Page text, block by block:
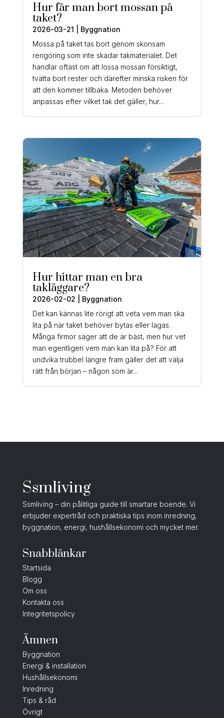
Hur får man bort mossan på
taket?
2026-03-21
Byggnation
Mossa på taket tas bort genom skonsam
rengöring som inte skadar takmaterialet. Det
handlar oftast om att lossa mossan försiktigt,
tvätta bort rester och därefter minska risken för
att den kommer tillbaka. Metoden behöver
anpassas efter vilket tak det gäller, hur...
Hur hittar man en bra
takläggare?
2026-02-02
Byggnation
Det kan kännas lite rörigt att veta vem man ska
lita på när taket behöver bytas eller lagas.
Många firmor säger att de är bäst, men hur vet
man egentligen vem man kan lita på? För att
undvika trubbel längre fram gäller det att välja
rätt från början – någon som är...
Ssmliving
Ssmliving – din pålitliga guide till smartare boende. Vi
erbjuder expertråd och praktiska tips inom inredning,
byggnation, energi, hushållsekonomi och mycket mer.
Snabblänkar
Startsida
Blogg
Om oss
Kontakta oss
Integritetspolicy
Ämnen
Byggnation
Energi & installation
Hushållsekonomi
Inredning
Tips & råd
Övrigt